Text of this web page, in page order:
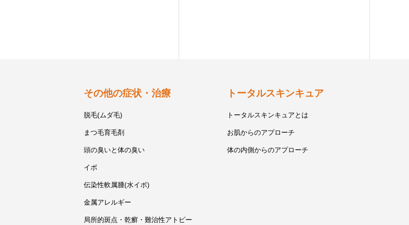
その他の症状・治療
脱毛(ムダ毛)
まつ毛育毛剤
頭の臭いと体の臭い
イボ
伝染性軟属腫(水イボ)
金属アレルギー
局所的斑点・乾癬・難治性アトピー
トータルスキンキュア
トータルスキンキュアとは
お肌からのアプローチ
体の内側からのアプローチ